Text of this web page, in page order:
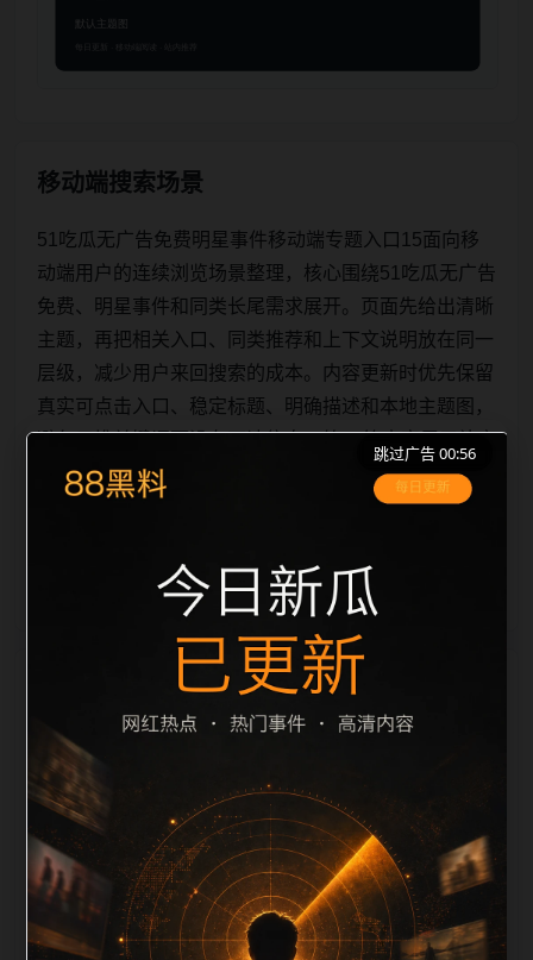
移动端搜索场景
51吃瓜无广告免费明星事件移动端专题入口15面向移
动端用户的连续浏览场景整理，核心围绕51吃瓜无广告
免费、明星事件和同类长尾需求展开。页面先给出清晰
主题，再把相关入口、同类推荐和上下文说明放在同一
层级，减少用户来回搜索的成本。内容更新时优先保留
真实可点击入口、稳定标题、明确描述和本地主题图，
避免只堆关键词而没有可读信息。第15篇内容用于补齐
栏目深度，同时帮助 sitemap、栏目页、首页推荐形成
更自然的内链关系。图片说明统一绑定站点主关键词、
栏目内容归集
间识别一致主题。后续每日采集时，建议继续执行远程
图片本地化、坏图默认图兜底、标题去重和 description
长度过滤。如果同一主题下有多个相近页面，应通过不
同角度补充事件背景、访问场景、相关问题或专题入
口，降低站群页面之间的重复感。页面底部保留同类推
荐、上一篇下一篇和 sitemap 入口，保证重要页面点击
深度尽量控制在三次以内。正文维护时可按用户搜索路
跳过广告 00:56